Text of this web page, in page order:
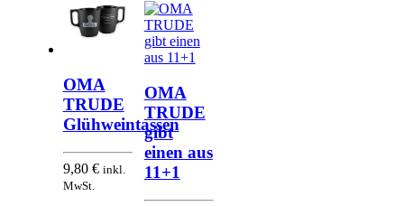
OMA
TRUDE
Glühweintassen
9,80 € inkl.
MwSt.
OMA
TRUDE
gibt
einen aus
11+1